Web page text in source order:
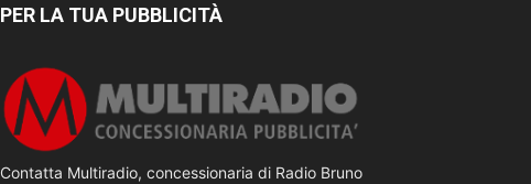
PER LA TUA PUBBLICITÀ
Contatta Multiradio, concessionaria di Radio Bruno